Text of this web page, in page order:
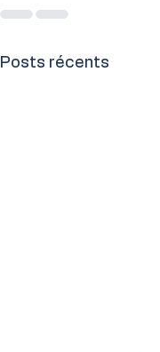
Posts récents